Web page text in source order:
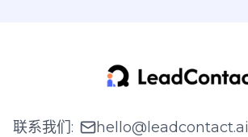
联系我们:
hello@leadcontact.ai